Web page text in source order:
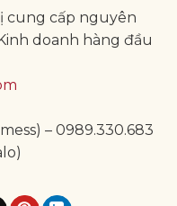
cung cấp nguyên
doanh hàng đầu
– 0989.330.683